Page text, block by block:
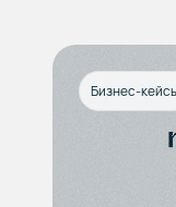
Бизнес-